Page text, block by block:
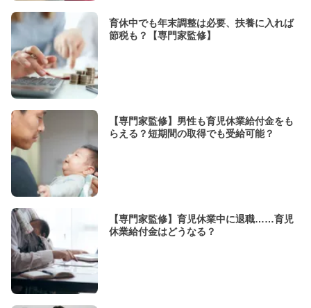
育休中でも年末調整は必要、扶養に入れば
節税も？【専門家監修】
【専門家監修】男性も育児休業給付金をも
らえる？短期間の取得でも受給可能？
【専門家監修】育児休業中に退職……育児
休業給付金はどうなる？